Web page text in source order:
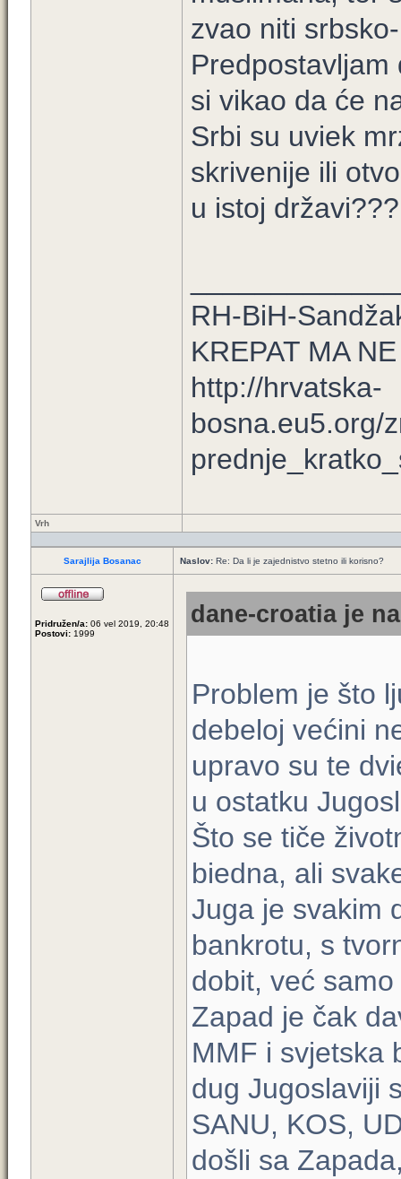
zvao niti
si vikao da će
Srbi su uviek
skrivenije ili
u istoj državi???
RH-BiH-
KREPAT MA
http://hrvatska-
bosna.eu5.org/
Vrh
Sarajlija Bosanac Naslov: Re: Da li je zajednistvo stetno ili korisno?
Pridružen/a: 06 vel 2019, 20:48
Postovi: 1999
dane-croatia je
Problem je što
debeloj većini
upravo su te
u ostatku
Što se tiče
biedna, ali
Juga je svakim
bankrotu, s
dobit, već
Zapad je čak
MMF i svjetska
dug Jugoslaviji
SANU, KOS,
došli sa